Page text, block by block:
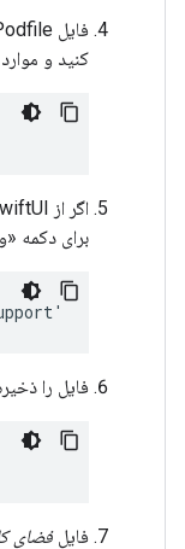
کنید و
برای دکمه
فایل را
فایلفضای